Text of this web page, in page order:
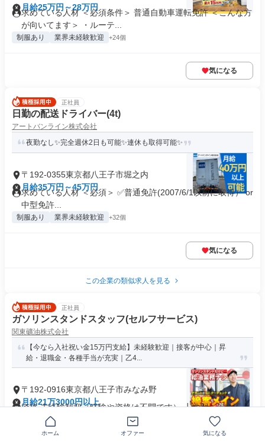
月給25万円～28万円
求めている人材 ＜必須条件＞ 普通自動車運転免許 ＜こんな方
が向いてます＞ ・ルーテ...
制服あり 業界未経験歓迎 +24個
気になる
正社員
日勤の配送ドライバー(4t)
アートバンライン株式会社
夜勤なし✨完全週休2日も可能✨連休も取得可能✨
〒192-0355東京都八王子市堀之内
月給35万円～45万円
求めている人材 ＜必須＞ ✅普通免許(2007/6/1以前に取得） or
中型免許...
制服あり 業界未経験歓迎 +32個
気になる
この企業の類似求人を見る
正社員
ガソリンスタンドスタッフ(セルフサービス)
関東礦油株式会社
【今なら入社祝い金15万円支給】未経験歓迎｜接客が中心｜昇
給・退職金・各種手当が充実｜乙4...
〒192-0916東京都八王子市みなみ野
月給21万3000円以上
資格 未経験歓迎（経験や資格は不問です） ┗性別、年齢不
問！20代/30代/40代/5...
制服あり 業界未経験歓迎 +19個
ホーム オファー 気になる